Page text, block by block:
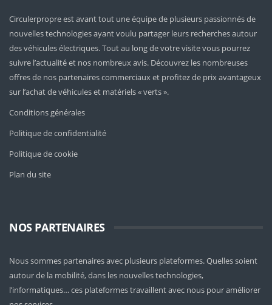
Circulerpropre est avant tout une équipe de plusieurs passionnés de
nouvelles technologies ayant voulu partager leurs recherches autour
des véhicules électriques. Tout au long de votre visite vous pourrez
suivre l’actualité et nos nombreux avis. Découvrez les nombreuses
offres de nos partenaires commerciaux et profitez de prix avantageux
sur l’achat de véhicules et matériels « verts ».
Conditions générales
Politique de confidentialité
Politique de cookie
Plan du site
NOS PARTENAIRES
Nous sommes partenaires avec plusieurs plateformes. Quelles soient
autour de la mobilité, dans les nouvelles technologies,
l’informatiques… ces plateformes travaillent avec nous pour améliorer